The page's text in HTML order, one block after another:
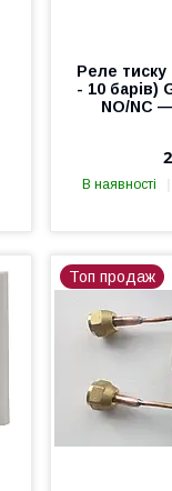
Реле тиску
- 10 барів)
NO/NC
В наявності
Топ продаж